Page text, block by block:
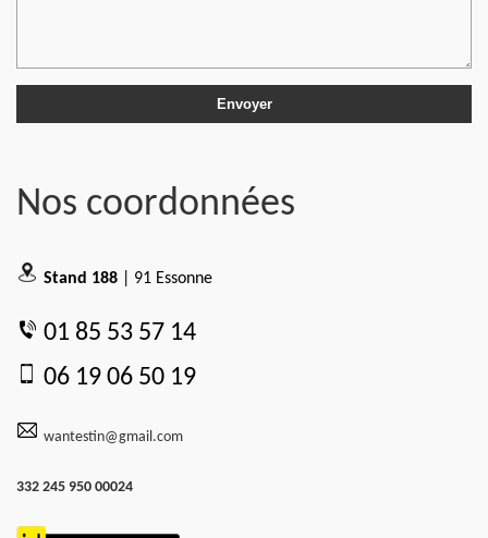
Nos coordonnées
Stand 188 | 91 Essonne
01 85 53 57 14
06 19 06 50 19
wantestin@gmail.com
332 245 950 00024